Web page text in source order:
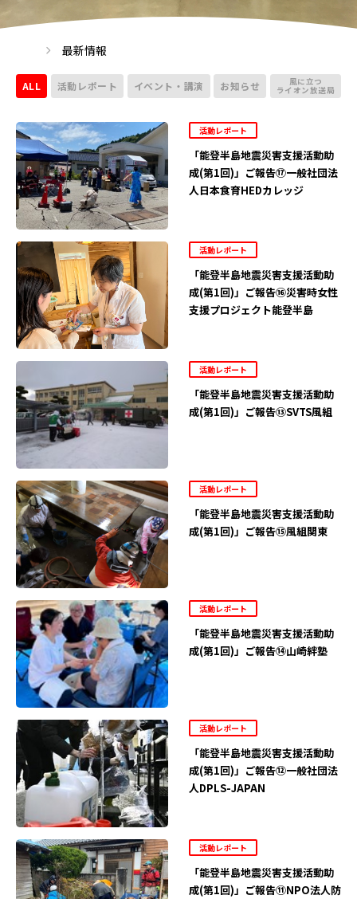
最新情報
ALL 活動レポート イベント・講演 お知らせ 風に立つ
ライオン放送局
活動レポート
「能登半島地震災害支援活動助
成(第1回)」ご報告⑰一般社団法
人日本食育HEDカレッジ
活動レポート
「能登半島地震災害支援活動助
成(第1回)」ご報告⑯災害時女性
支援プロジェクト能登半島
活動レポート
「能登半島地震災害支援活動助
成(第1回)」ご報告⑬SVTS風組
活動レポート
「能登半島地震災害支援活動助
成(第1回)」ご報告⑮風組関東
活動レポート
「能登半島地震災害支援活動助
成(第1回)」ご報告⑭山崎絆塾
活動レポート
「能登半島地震災害支援活動助
成(第1回)」ご報告⑫一般社団法
人DPLS-JAPAN
活動レポート
「能登半島地震災害支援活動助
成(第1回)」ご報告⑪NPO法人防